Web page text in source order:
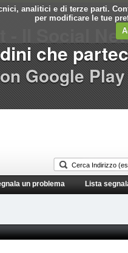
analitici e di terze parti.
per modificare le tue
un problema Lista
- Il Social
che
Google Play